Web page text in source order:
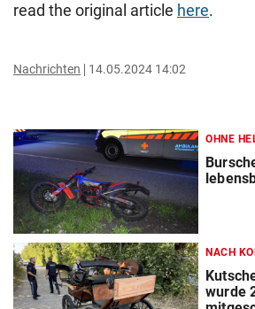
read the original article here.
Nachrichten 14.05.2024 14:02
OHNE
NACH
wurde